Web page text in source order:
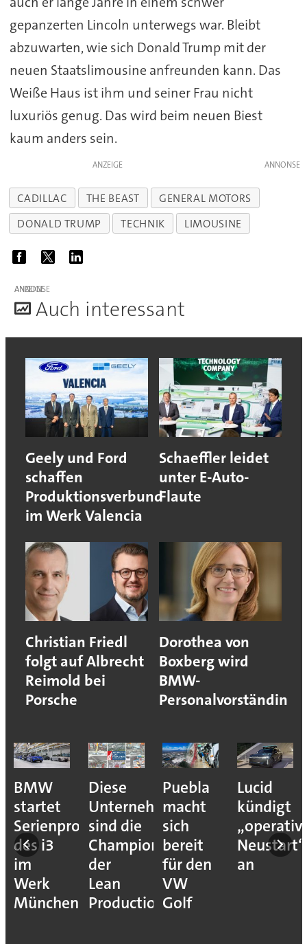
gepanzerten Lincoln unterwegs war. Bleibt
abzuwarten, wie sich Donald Trump mit der
neuen Staatslimousine anfreunden kann. Das
Weiße Haus ist ihm und seiner Frau nicht
luxuriös genug. Das wird beim neuen Biest
kaum anders sein.
ANZEIGE
CADILLAC THE BEAST
GENERAL MOTORS
DONALD TRUMP
TECHNIK LIMOUSINE
ANZEIGE
Auch interessant
Geely und Ford
schaffen
Produktionsverbund
im Werk Valencia
Schaeffler leidet
unter E-Auto-
Flaute
Christian Friedl
folgt auf Albrecht
Reimold bei
Porsche
Dorothea von
Boxberg wird
BMW-
Personalvorständin
BMW
startet
Serienproduktion
des i3
im
Werk
München
Diese
Unternehmen
sind die
Champions
der
Lean
Production
Puebla
macht
sich
bereit
für den
VW
Golf
Lucid
kündigt
Neustart“
an